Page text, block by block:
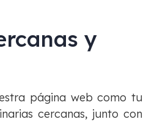
y
página web como tu
cercanas, junto con